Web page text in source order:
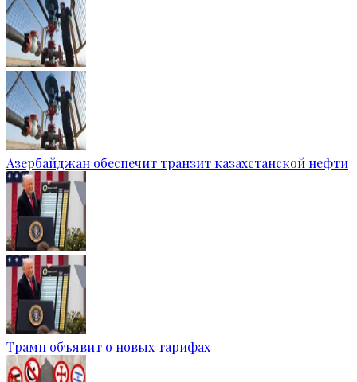
Азербайджан обеспечит транзит казахстанской нефти
Трамп объявит о новых тарифах